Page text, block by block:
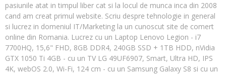
pasiunile atat in timpul liber cat si la locul de munca inca din 2008
cand am creat primul website. Scriu despre tehnologie in general
si lucrez in domeniul IT/Marketing la un cunoscut site de comert
online din Romania. Lucrez cu un Laptop Lenovo Legion - i7
7700HQ, 15,6" FHD, 8GB DDR4, 240GB SSD + 1TB HDD, nVidia
GTX 1050 Ti 4GB - cu un TV LG 49UF6907, Smart, Ultra HD, IPS
4K, webOS 2.0, Wi-Fi, 124 cm - cu un Samsung Galaxy S8 si cu un